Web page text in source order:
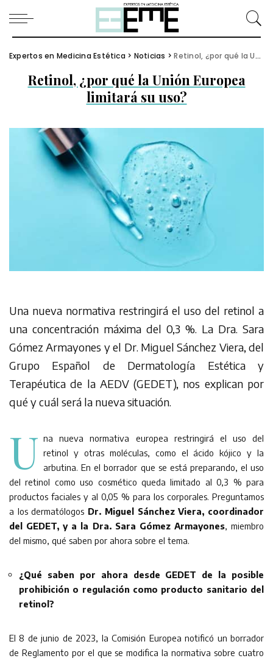
Expertos en Medicina Estética > Noticias >Retinol, ¿por qué la Unión Europea limitará su uso?
Retinol, ¿por qué la Unión Europea
limitará su uso?
Una nueva normativa restringirá el uso del retinol a
una concentración máxima del 0,3 %. La Dra. Sara
Gómez Armayones y el Dr. Miguel Sánchez Viera, del
Grupo Español de Dermatología Estética y
Terapéutica de la AEDV (GEDET), nos explican por
qué y cuál será la nueva situación.
U na nueva normativa europea restringirá el uso del
retinol y otras moléculas, como el ácido kójico y la
arbutina. En el borrador que se está preparando, el uso
del retinol como uso cosmético queda limitado al 0,3 % para
productos faciales y al 0,05 % para los corporales. Preguntamos
a los dermatólogos Dr. Miguel Sánchez Viera, coordinador
del GEDET, y a la Dra. Sara Gómez Armayones, miembro
del mismo, qué saben por ahora sobre el tema.
¿Qué saben por ahora desde GEDET de la posible
prohibición o regulación como producto sanitario del
retinol?
El 8 de junio de 2023, la Comisión Europea notificó un borrador
de Reglamento por el que se modifica la normativa sobre cuatro